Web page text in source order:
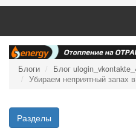
Блоги
Блог
Убираем неприятный запах
Разделы